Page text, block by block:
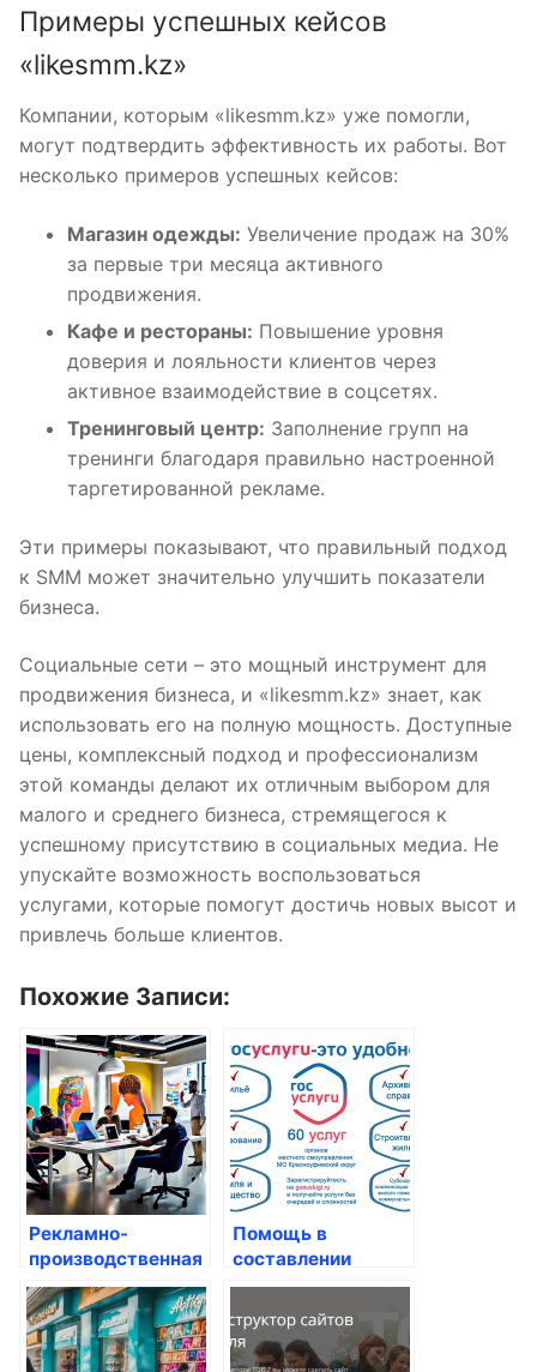
Примеры успешных кейсов
«likesmm.kz»
Компании, которым «likesmm.kz» уже помогли,
могут подтвердить эффективность их работы. Вот
несколько примеров успешных кейсов:
Магазин одежды: Увеличение продаж на 30%
за первые три месяца активного
продвижения.
Кафе и рестораны: Повышение уровня
доверия и лояльности клиентов через
активное взаимодействие в соцсетях.
Тренинговый центр: Заполнение групп на
тренинги благодаря правильно настроенной
таргетированной рекламе.
Эти примеры показывают, что правильный подход
к SMM может значительно улучшить показатели
бизнеса.
Социальные сети – это мощный инструмент для
продвижения бизнеса, и «likesmm.kz» знает, как
использовать его на полную мощность. Доступные
цены, комплексный подход и профессионализм
этой команды делают их отличным выбором для
малого и среднего бизнеса, стремящегося к
успешному присутствию в социальных медиа. Не
упускайте возможность воспользоваться
услугами, которые помогут достичь новых высот и
привлечь больше клиентов.
Похожие Записи:
Рекламно-
производственная
компания ADV-F1:
секреты
успешного
продвижения
Помощь в
составлении
резюме: секреты
успешного поиска
работы